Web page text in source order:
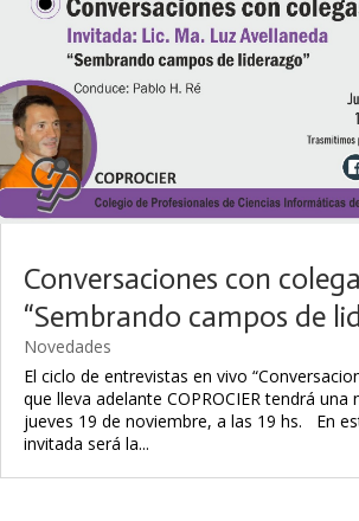
Conversaciones con
“Sembrando campos de
Novedades
El ciclo de entrevistas en vivo
que lleva adelante COPROCIER tendrá una
jueves 19 de noviembre, a las 19 hs. En
invitada será la...